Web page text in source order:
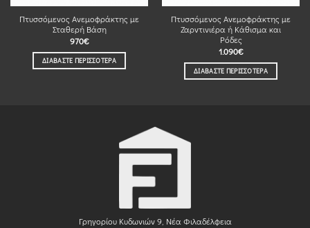
Πτυσσόμενος Ανεμοφράκτης με
Σταθερή Βάση
970€
ΔΙΑΒΆΣΤΕ ΠΕΡΙΣΣΌΤΕΡΑ
Πτυσσόμενος Ανεμοφράκτης με
Ζαρντινιέρα ή Κάθισμα και
Ρόδες
1.090€
ΔΙΑΒΆΣΤΕ ΠΕΡΙΣΣΌΤΕΡΑ
Γρηγορίου Κυδωνιών 9, Νέα Φιλαδέλφεια